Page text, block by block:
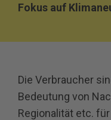
Fokus auf
Die Verbraucher
Bedeutung von
Regionalität etc.